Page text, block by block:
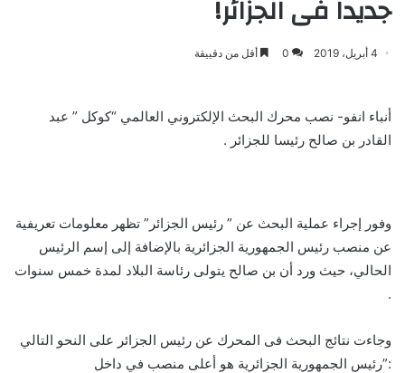
جديدا فى الجزائر!
4 أبريل، 2019 0 أقل من دقييقة
أنباء انفو- نصب محرك البحث الإلكتروني العالمي “كوكل ” عبد
القادر بن صالح رئيسا للجزائر .
وفور إجراء عملية البحث عن ” رئيس الجزائر” تظهر معلومات تعريفية
عن منصب رئيس الجمهورية الجزائرية بالإضافة إلى إسم الرئيس
الحالي، حيث ورد أن بن صالح يتولى رئاسة البلاد لمدة خمس سنوات
.
وجاءت نتائج البحث فى المحرك عن رئيس الجزائر على النحو التالي
:”رئيس الجمهورية الجزائرية هو أعلى منصب في داخل